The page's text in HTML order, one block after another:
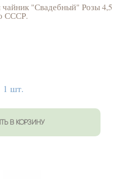
"Свадебный" Розы 4,5
СССР.
1 шт.
В КОРЗИНУ